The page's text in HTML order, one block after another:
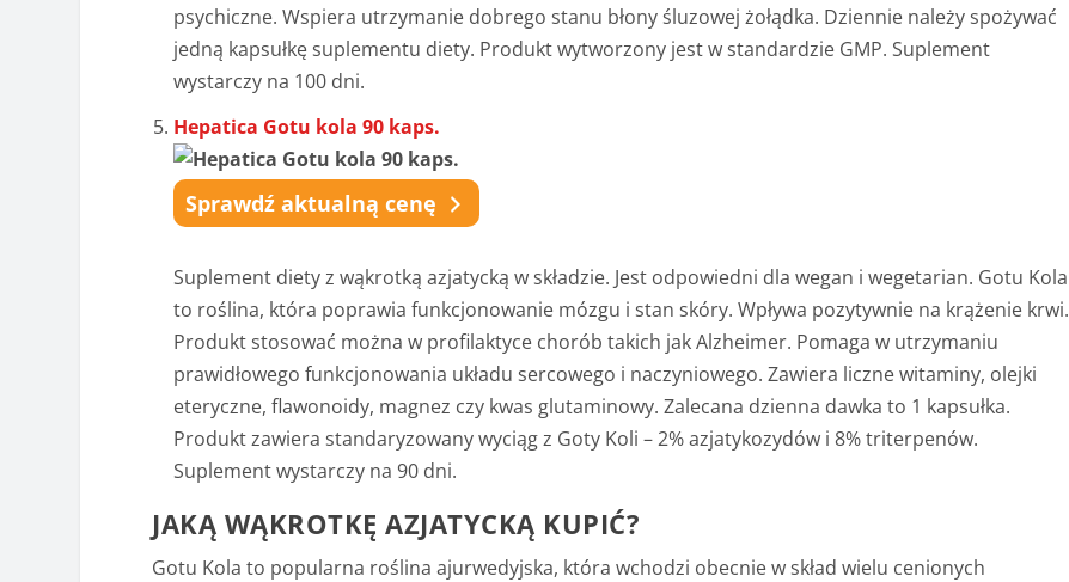
psychiczne. Wspiera utrzymanie dobrego stanu błony śluzowej żołądka. Dziennie należy spożywać
jedną kapsułkę suplementu diety. Produkt wytworzony jest w standardzie GMP. Suplement
wystarczy na 100 dni.
Hepatica Gotu kola 90 kaps.
Sprawdź aktualną cenę
Suplement diety z wąkrotką azjatycką w składzie. Jest odpowiedni dla wegan i wegetarian. Gotu Kola
to roślina, która poprawia funkcjonowanie mózgu i stan skóry. Wpływa pozytywnie na krążenie krwi.
Produkt stosować można w profilaktyce chorób takich jak Alzheimer. Pomaga w utrzymaniu
prawidłowego funkcjonowania układu sercowego i naczyniowego. Zawiera liczne witaminy, olejki
eteryczne, flawonoidy, magnez czy kwas glutaminowy. Zalecana dzienna dawka to 1 kapsułka.
Produkt zawiera standaryzowany wyciąg z Goty Koli – 2% azjatykozydów i 8% triterpenów.
Suplement wystarczy na 90 dni.
JAKĄ WĄKROTKĘ AZJATYCKĄ KUPIĆ?
Gotu Kola to popularna roślina ajurwedyjska, która wchodzi obecnie w skład wielu cenionych